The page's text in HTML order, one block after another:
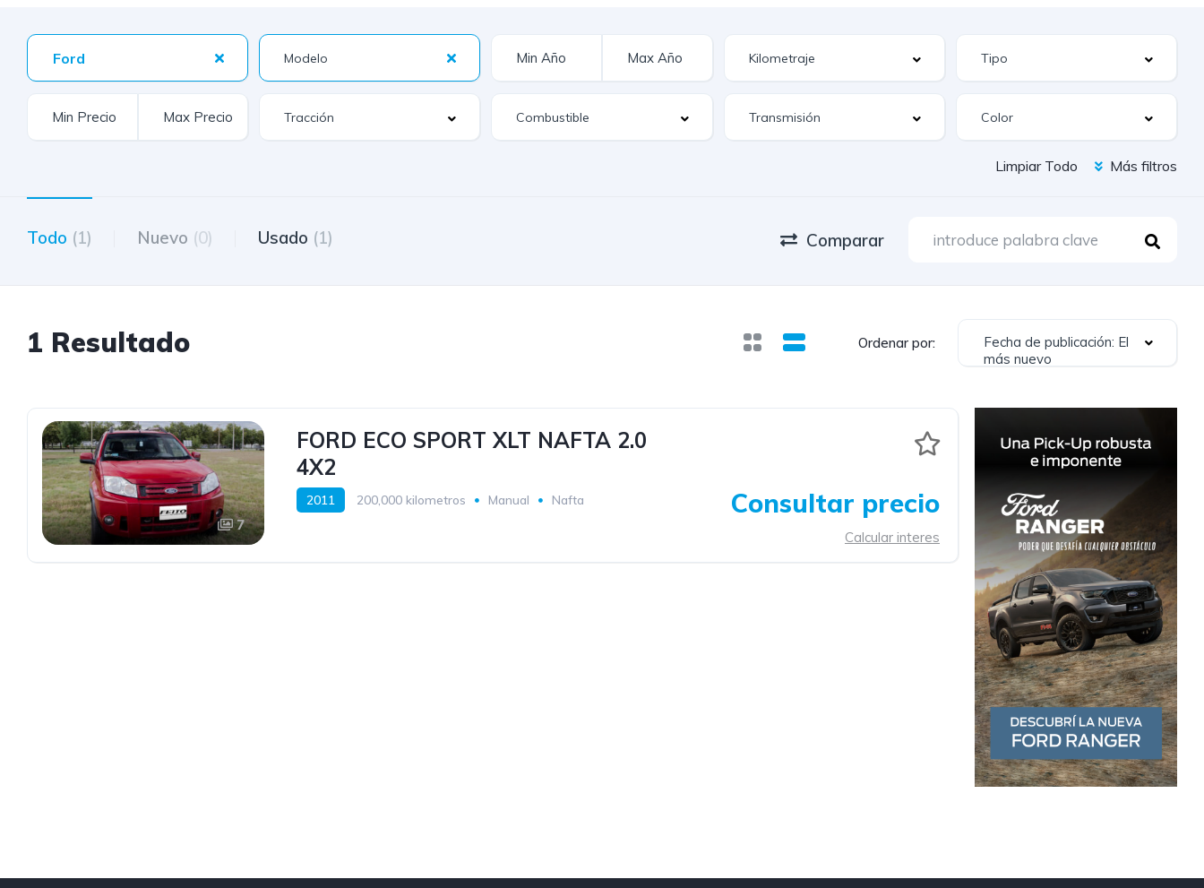
Ford
Limpiar Todo Más filtros
Todo (1) Nuevo (0) Usado (1) Comparar
1 Resultado Ordenar por:
Fecha de publicación: El
más nuevo
7
FORD ECO SPORT XLT NAFTA 2.0
4X2
2011 200,000 kilometros Manual
Nafta
Consultar precio
Calcular interes